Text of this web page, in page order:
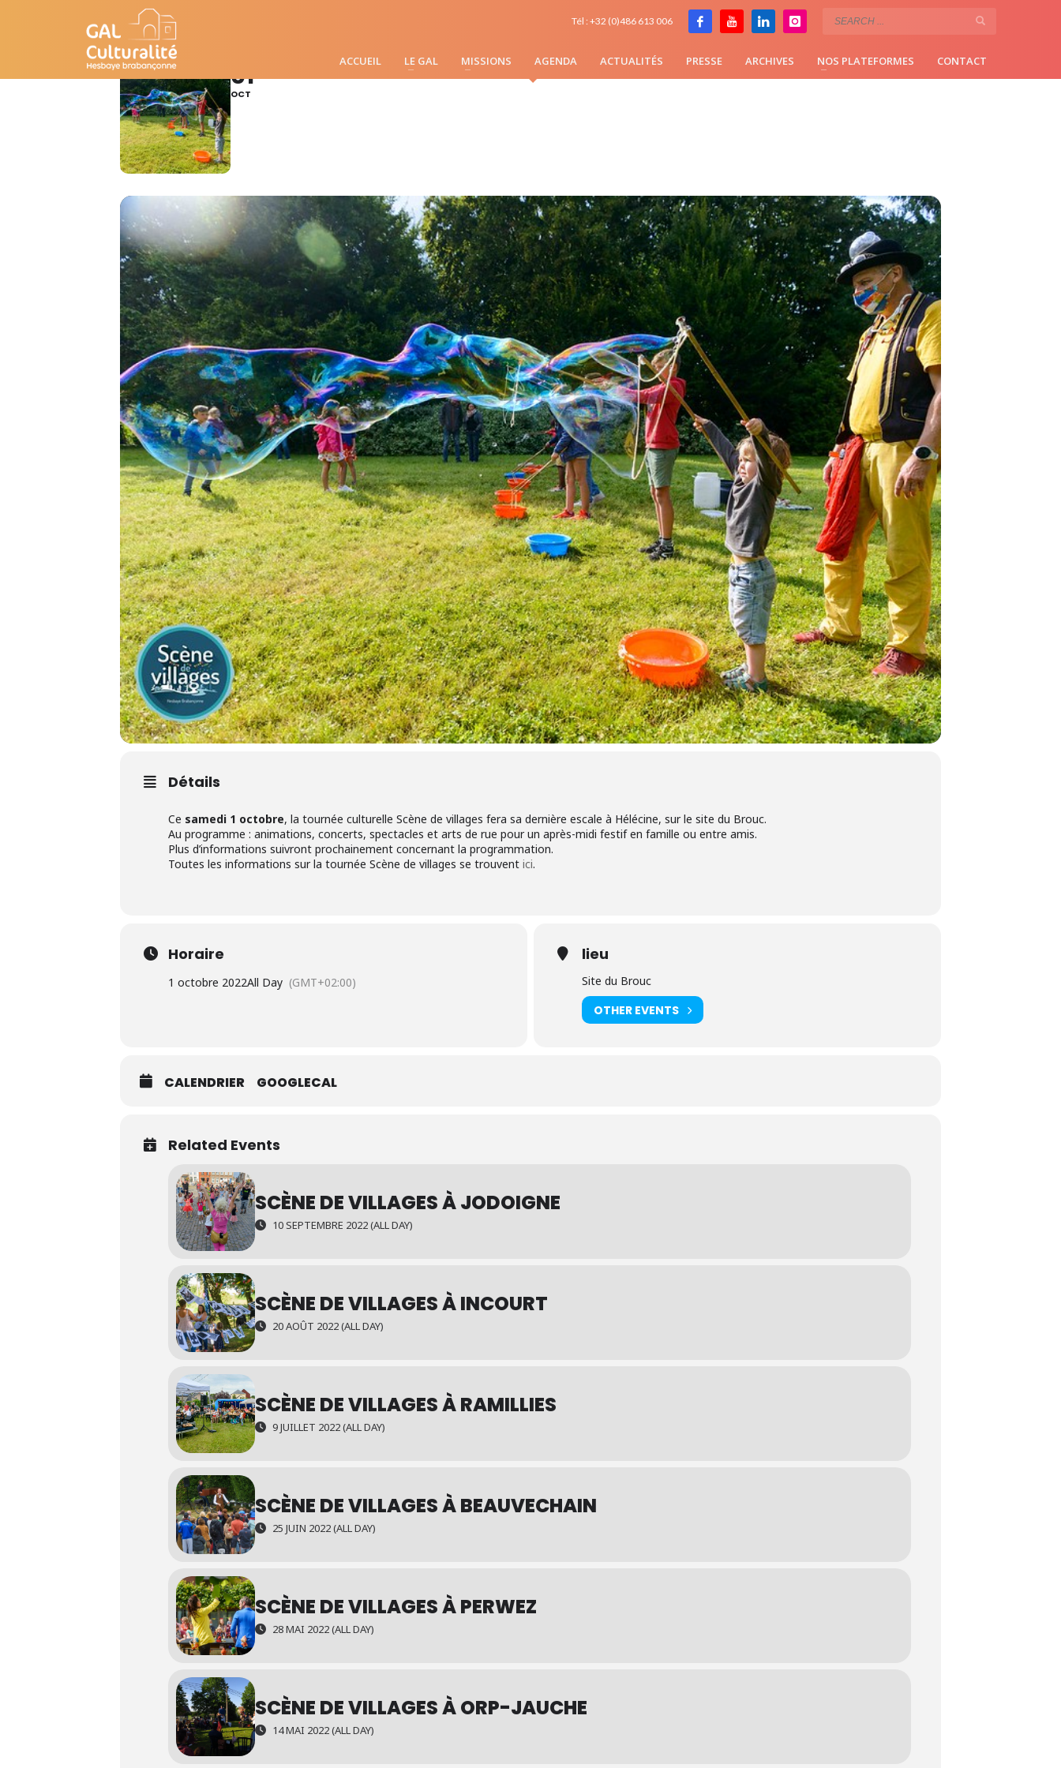
Tél : +32 (0)486 613 006
ACCUEIL LE GAL MISSIONS AGENDA ACTUALITÉS PRESSE ARCHIVES NOS PLATEFORMES CONTACT
SCÈNE DE VILLAGES À HÉLÉCINE
01
OCT
TOURNÉE CULTURELLE ITINÉRANTE À TRAVERS L'EST DU BRABANT WALLON
Détails
Ce samedi 1 octobre, la tournée culturelle Scène de villages fera sa dernière escale à Hélécine, sur le site du Brouc.
Au programme : animations, concerts, spectacles et arts de rue pour un après-midi festif en famille ou entre amis.
Plus d’informations suivront prochainement concernant la programmation.
Toutes les informations sur la tournée Scène de villages se trouvent ici.
Horaire
1 octobre 2022All Day (GMT+02:00)
lieu
Site du Brouc
OTHER EVENTS
CALENDRIER GOOGLECAL
Related Events
SCÈNE DE VILLAGES À JODOIGNE
10 SEPTEMBRE 2022 (ALL DAY)
SCÈNE DE VILLAGES À INCOURT
20 AOÛT 2022 (ALL DAY)
SCÈNE DE VILLAGES À RAMILLIES
9 JUILLET 2022 (ALL DAY)
SCÈNE DE VILLAGES À BEAUVECHAIN
25 JUIN 2022 (ALL DAY)
SCÈNE DE VILLAGES À PERWEZ
28 MAI 2022 (ALL DAY)
SCÈNE DE VILLAGES À ORP-JAUCHE
14 MAI 2022 (ALL DAY)